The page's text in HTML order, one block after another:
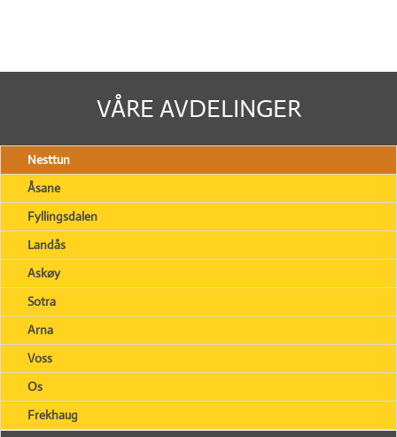
VÅRE AVDELINGER
Nesttun
Åsane
Fyllingsdalen
Landås
Askøy
Sotra
Arna
Voss
Os
Frekhaug